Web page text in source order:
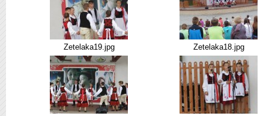
Zetelaka19.jpg Zetelaka18.jpg